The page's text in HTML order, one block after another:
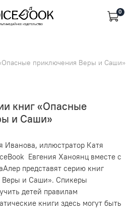
0
приключения Веры и Саши»
книг «Опасные
и Саши»
Иванова, иллюстратор Катя
Евгения Ханоянц вместе с
представят серию книг
Веры и Саши». Спикеры
детей правилам
книги здесь могут быть